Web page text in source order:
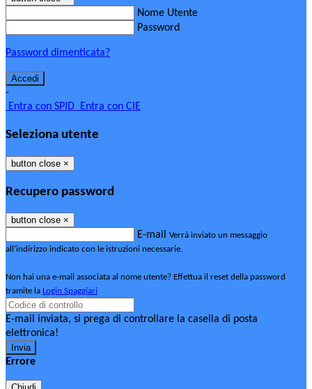
Nome Utente
Password
Password dimenticata?
-
Entra con SPID Entra con CIE
Seleziona utente
button close ×
Recupero password
button close ×
E-mail Verrà inviato un messaggio
all'indirizzo indicato con le istruzioni necessarie.
Non hai una e-mail associata al nome utente? Effettua il reset della password
tramite la Login Spaggiari
E-mail inviata, si prega di controllare la casella di posta
elettronica!
Errore